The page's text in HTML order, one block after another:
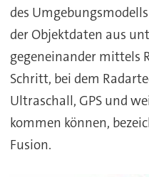
des
der Objektdaten aus
gegeneinander mittels
Schritt, bei dem
Ultraschall, GPS und
kommen können,
Fusion.